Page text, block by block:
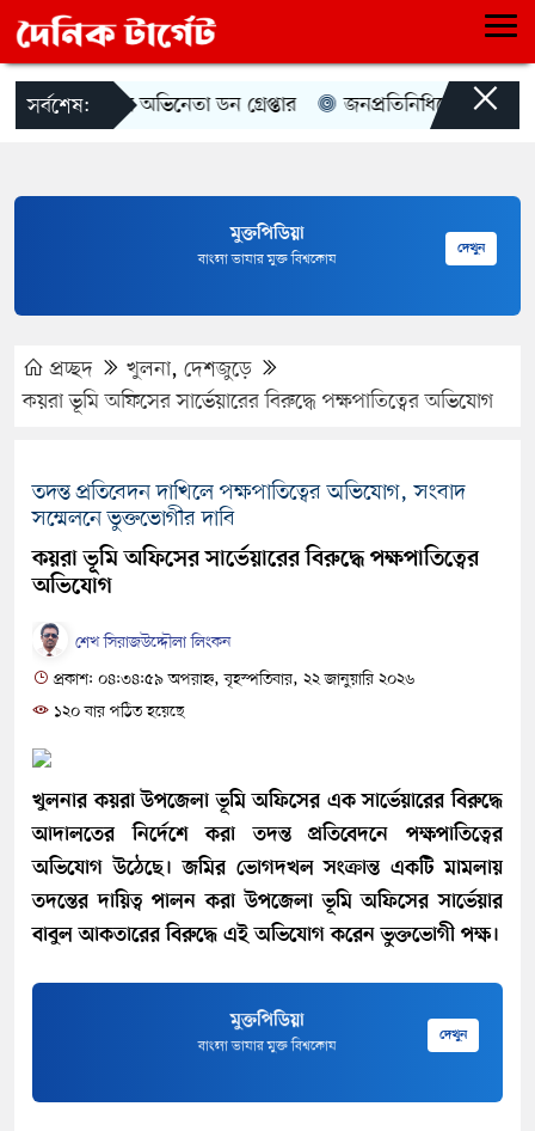
সর্বশেষ:
মামলায় অভিনেতা ডন গ্রেপ্তার জনপ্রতিনিধিদের জন্য×
মুক্তপিডিয়া
বাংলা ভাষার মুক্ত বিশ্বকোষ
দেখুন
প্রচ্ছদ খুলনা, দেশজুড়ে
কয়রা ভূমি অফিসের সার্ভেয়ারের বিরুদ্ধে পক্ষপাতিত্বের অভিযোগ
তদন্ত প্রতিবেদন দাখিলে পক্ষপাতিত্বের অভিযোগ, সংবাদ
সম্মেলনে ভুক্তভোগীর দাবি
কয়রা ভূমি অফিসের সার্ভেয়ারের বিরুদ্ধে পক্ষপাতিত্বের
অভিযোগ
শেখ সিরাজউদ্দৌলা লিংকন
প্রকাশ: ০৪:৩৪:৫৯ অপরাহ্ন, বৃহস্পতিবার, ২২ জানুয়ারি ২০২৬
১২০ বার পঠিত হয়েছে
খুলনার কয়রা উপজেলা ভূমি অফিসের এক সার্ভেয়ারের বিরুদ্ধে
আদালতের নির্দেশে করা তদন্ত প্রতিবেদনে পক্ষপাতিত্বের
অভিযোগ উঠেছে। জমির ভোগদখল সংক্রান্ত একটি মামলায়
তদন্তের দায়িত্ব পালন করা উপজেলা ভূমি অফিসের সার্ভেয়ার
বাবুল আকতারের বিরুদ্ধে এই অভিযোগ করেন ভুক্তভোগী পক্ষ।
মুক্তপিডিয়া
বাংলা ভাষার মুক্ত বিশ্বকোষ
দেখুন